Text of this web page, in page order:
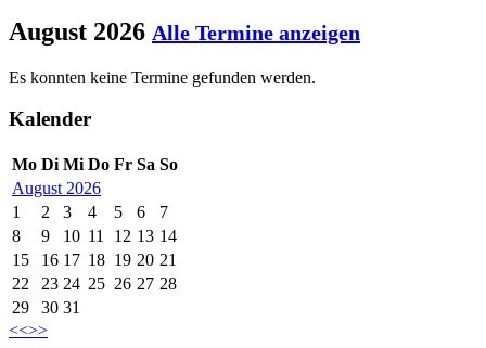
August 2026 Alle Termine anzeigen
Es konnten keine Termine gefunden werden.
Kalender
Mo Di Mi Do Fr Sa So
August 2026
1
2 3 4 5 6
7
8
9 10 11 12 13 14
15
16 17 18 19 20 21
22
23 24 25 26 27 28
29
30 31
<<>>